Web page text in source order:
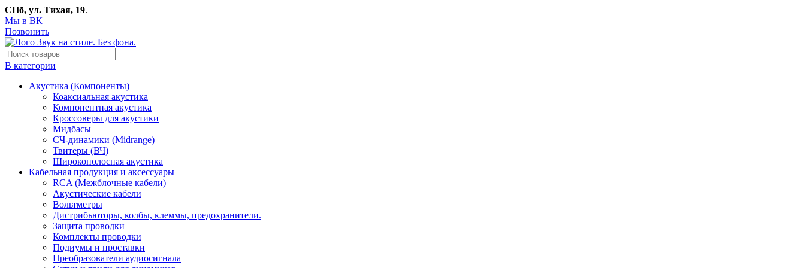
СПб, ул. Тихая, 19.
Мы в ВК
Позвонить
В категории
Акустика (Компоненты)
Коаксиальная акустика
Компонентная акустика
Кроссоверы для акустики
Мидбасы
СЧ-динамики (Midrange)
Твитеры (ВЧ)
Широкополосная акустика
Кабельная продукция и аксессуары
RCA (Межблочные кабели)
Акустические кабели
Вольтметры
Дистрибьюторы, колбы, клеммы, предохранители.
Защита проводки
Комплекты проводки
Подиумы и проставки
Преобразователи аудиосигнала